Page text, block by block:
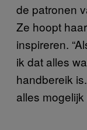
de patronen
Ze hoopt
inspireren.
ik dat alles
handbereik
alles mogelijk